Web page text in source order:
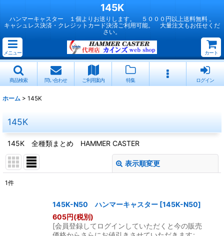
145K
ハンマーキャスター １個よりお送りします。 ５０００円以上送料無料 。
キャシュレス決済・クレジットカード決済ご利用可能。 大量注文もお任せくだ
さい。
メニュー カート
商品検索 問い合わせ ご利用案内 特集 ログイン
ホーム > 145K
145K
145K 全種類まとめ HAMMER CASTER
表示順変更
1件
145K-N50 ハンマーキャスター [145K-N50]
605円(税別)
[会員登録してログインしていただくと今の販売